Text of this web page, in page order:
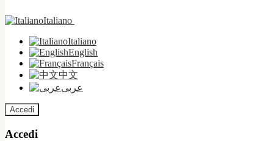
Italiano
Italiano
English
Français
中文
عربى
Accedi
Accedi